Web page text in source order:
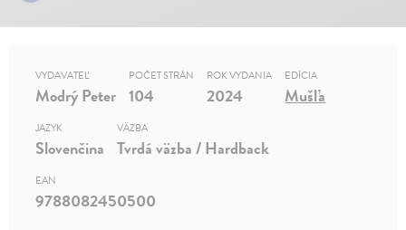
VYDAVATEĽ
Modrý Peter
POČET STRÁN
104
ROK VYDANIA
2024
EDÍCIA
Mušľa
JAZYK
Slovenčina
VÄZBA
Tvrdá väzba / Hardback
EAN
9788082450500